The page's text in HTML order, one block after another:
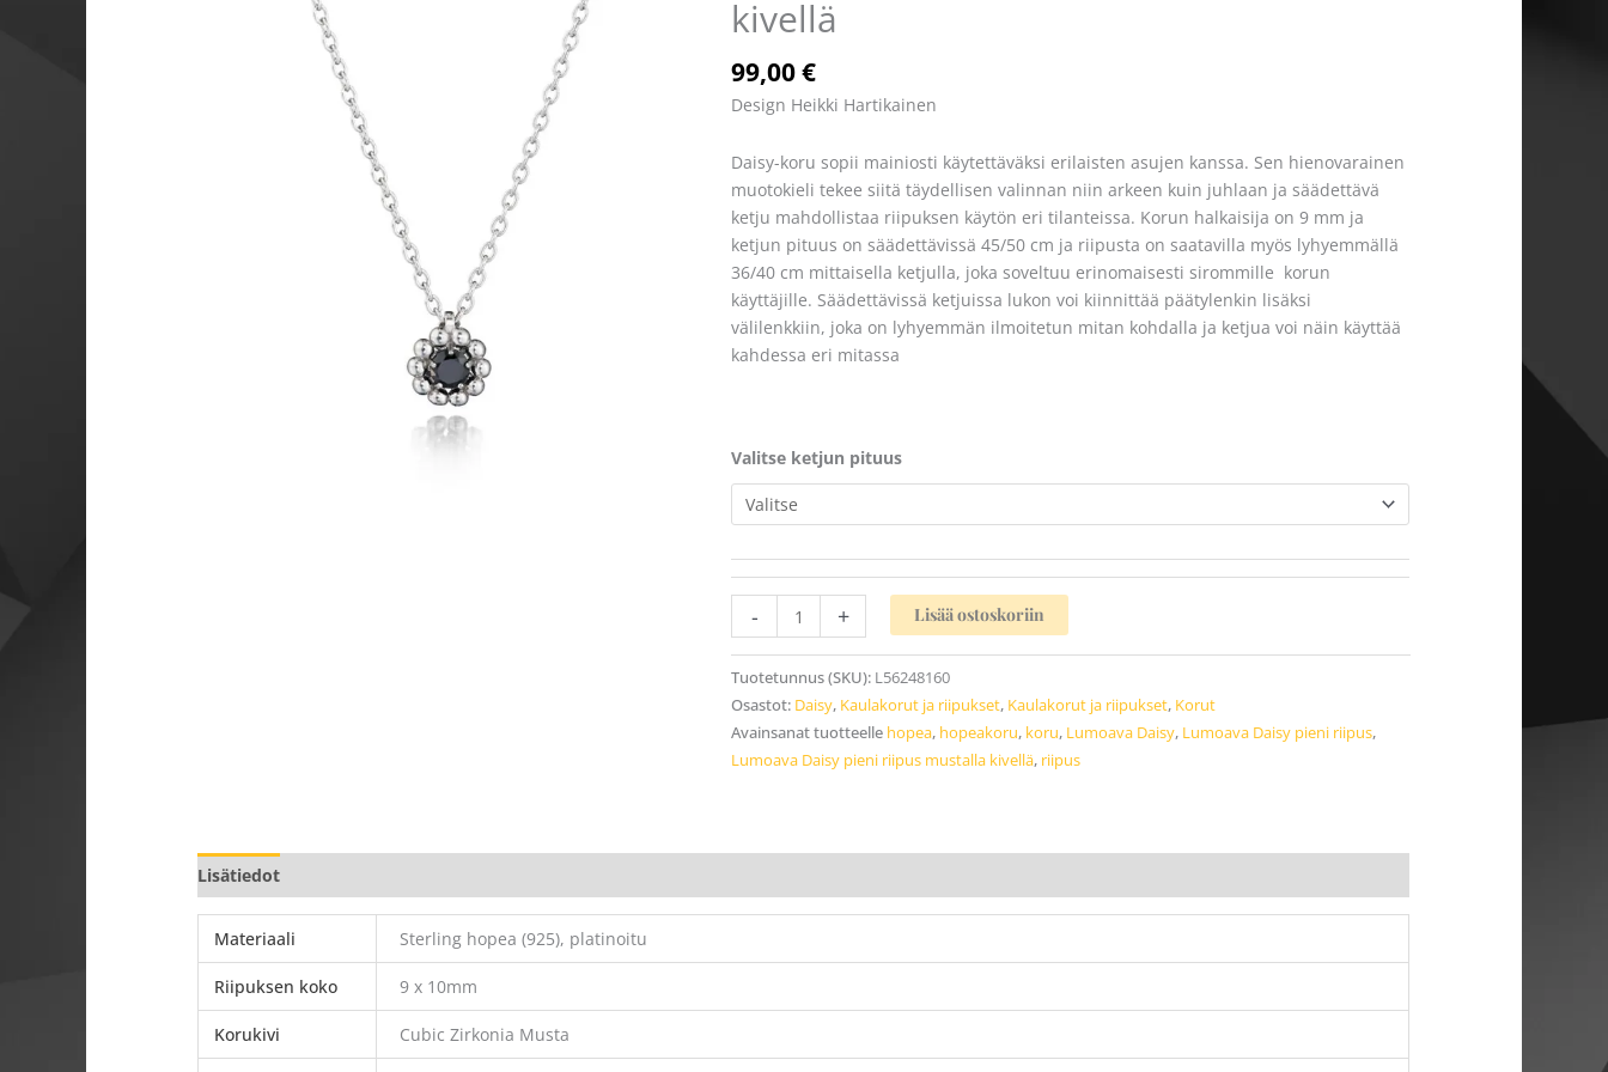
kivellä
99,00€
Design Heikki Hartikainen
Daisy-koru sopii mainiosti käytettäväksi erilaisten asujen kanssa. Sen hienovarainen
muotokieli tekee siitä täydellisen valinnan niin arkeen kuin juhlaan ja säädettävä
ketju mahdollistaa riipuksen käytön eri tilanteissa. Korun halkaisija on 9 mm ja
ketjun pituus on säädettävissä 45/50 cm ja riipusta on saatavilla myös lyhyemmällä
36/40 cm mittaisella ketjulla, joka soveltuu erinomaisesti sirommille korun
käyttäjille. Säädettävissä ketjuissa lukon voi kiinnittää päätylenkin lisäksi
välilenkkiin, joka on lyhyemmän ilmoitetun mitan kohdalla ja ketjua voi näin käyttää
kahdessa eri mitassa
Valitse ketjun pituus
-
mustalla
kivellä
määrä
+ Lisää ostoskoriin
Tuotetunnus (SKU): L56248160
Osastot: Daisy, Kaulakorut ja riipukset, Kaulakorut ja riipukset, Korut
Avainsanat tuotteelle hopea, hopeakoru, koru, Lumoava Daisy, Lumoava Daisy pieni riipus,
Lumoava Daisy pieni riipus mustalla kivellä, riipus
Lisätiedot
Materiaali Sterling hopea (925), platinoitu
Riipuksen koko 9 x 10mm
Korukivi Cubic Zirkonia Musta